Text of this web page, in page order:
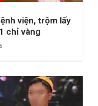
viện, trộm lấy
chỉ vàng